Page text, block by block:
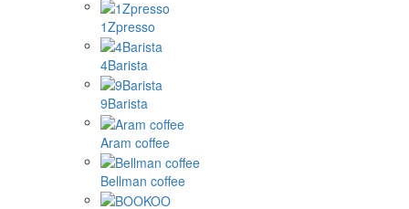
1Zpresso
4Barista
9Barista
Aram coffee
Bellman coffee